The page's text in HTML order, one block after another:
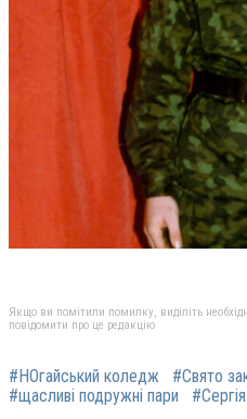
Якщо ви помітили помилку, виділіть
повідомити про це редакцію
#НОгайський коледж
#Свято
#щасливі подружні пари